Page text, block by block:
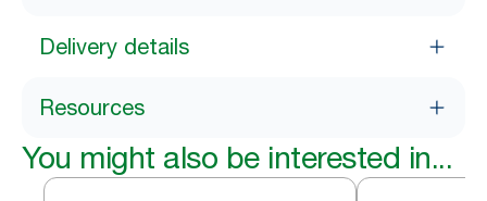
Delivery details
Resources
You might also be interested in...